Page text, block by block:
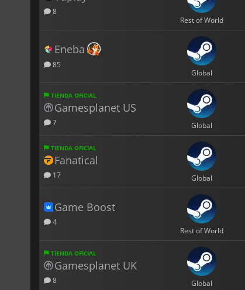
8
Rest of World
Eneba
85
Global
TIENDA OFICIAL
Gamesplanet US
7 Global
TIENDA OFICIAL
Fanatical
17 Global
Game Boost
4
Rest of World
TIENDA OFICIAL
Gamesplanet UK
8 Global